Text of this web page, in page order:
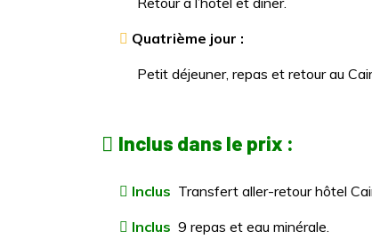
Quatrième jour :
Petit déjeuner, repas et retour au
Inclus dans le prix :
Inclus Transfert aller-retour hôtel
Inclus 9 repas et eau minérale.